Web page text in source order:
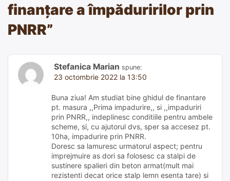
finanțare a împăduririlor prin
PNRR”
Stefanica Marian spune:
23 octombrie 2022 la 13:50
Buna ziua! Am studiat bine ghidul de finantare
pt. masura ,,Prima impadurire,, si ,,impaduriri
prin PNRR,, indeplinesc conditiile pentru ambele
scheme, si, cu ajutorul dvs, sper sa accesez pt.
10ha, impadurire prin PNRR.
Doresc sa lamuresc urmatorul aspect; pentru
imprejmuire as dori sa folosesc ca stalpi de
sustinere spalieri din beton armat(mult mai
rezistenti decat orice stalp lemn esenta tare) si